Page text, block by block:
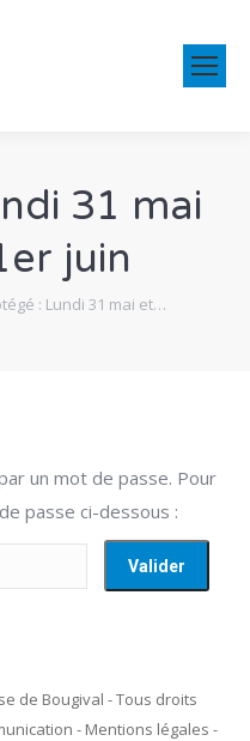
31 mai
juin
: Lundi 31 mai et…
un mot de passe. Pour
passe ci-dessous :
de Bougival - Tous droits
- Mentions légales -